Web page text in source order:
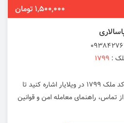
1,500,000 تومان
:
1799
هنگام تماس تلفنی، لطفاً به کد ملک 1799 در ویلایار اشاره کنید تا
تماس، راهنمای معامله امن و قوانین